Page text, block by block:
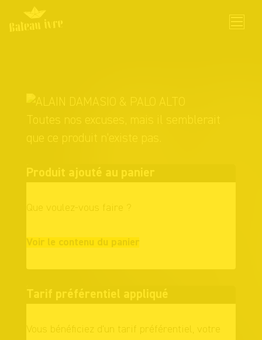
content
Toutes nos excuses, mais il semblerait
que ce produit n'existe pas.
Produit ajouté au panier
Que voulez-vous faire ?
Voir le contenu du panier
Tarif préférentiel appliqué
Vous bénéficiez d'un tarif préférentiel, votre